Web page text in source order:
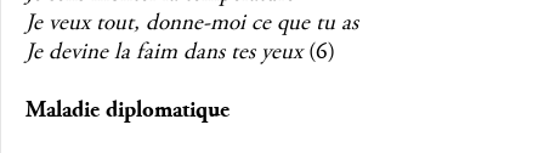
Je veux tout, donne-moi ce que tu as
Je devine la faim dans tes yeux(6)
Maladie diplomatique